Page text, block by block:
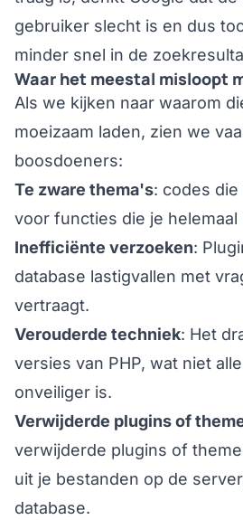
gebruiker slecht is en dus
minder snel in de
Waar het meestal misloopt
Als we kijken naar waarom
moeizaam laden, zien we
boosdoeners:
Te zware thema's: codes
voor functies die je
Inefficiënte verzoeken:
database lastigvallen met
vertraagt.
Verouderde techniek: Het
versies van PHP, wat niet
onveiliger is.
Verwijderde plugins of
verwijderde plugins of
uit je bestanden op de
database.